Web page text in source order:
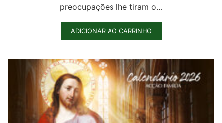
preocupações lhe tiram o…
ADICIONAR AO CARRINHO